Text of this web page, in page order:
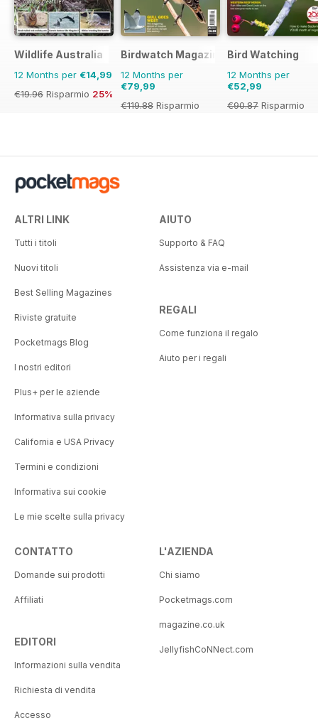
Wildlife Australia
12 Months per €14,99
€19.96 Risparmio 25%
Birdwatch Magazine
12 Months per
€79,99
€119.88 Risparmio
Bird Watching
12 Months per
€52,99
€90.87 Risparmio
ALTRI LINK
Tutti i titoli
Nuovi titoli
Best Selling Magazines
Riviste gratuite
Pocketmags Blog
I nostri editori
Plus+ per le aziende
Informativa sulla privacy
California e USA Privacy
Termini e condizioni
Informativa sui cookie
Le mie scelte sulla privacy
AIUTO
Supporto & FAQ
Assistenza via e-mail
REGALI
Come funziona il regalo
Aiuto per i regali
CONTATTO
Domande sui prodotti
Affiliati
EDITORI
Informazioni sulla vendita
Richiesta di vendita
Accesso
L'AZIENDA
Chi siamo
Pocketmags.com
magazine.co.uk
JellyfishCoNNect.com